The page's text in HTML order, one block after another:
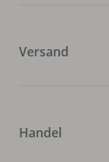
Versand
Handel